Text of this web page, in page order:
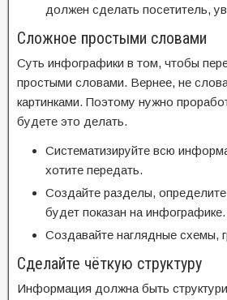
должен сделать посетитель,
Сложное простыми словами
Суть инфографики в том, чтобы
простыми словами. Вернее, не
картинками. Поэтому нужно
будете это делать.
Систематизируйте всю
хотите передать.
Создайте разделы,
будет показан на инфографике.
Создавайте наглядные схемы,
Сделайте чёткую структуру
Информация должна быть